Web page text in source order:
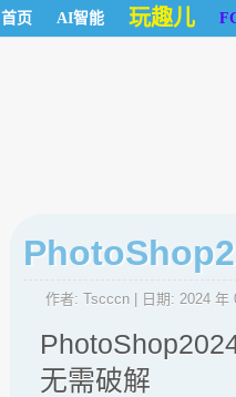
首页 AI智能 玩趣儿
作者: Tscccn | 日期: 2024 年
无需破解